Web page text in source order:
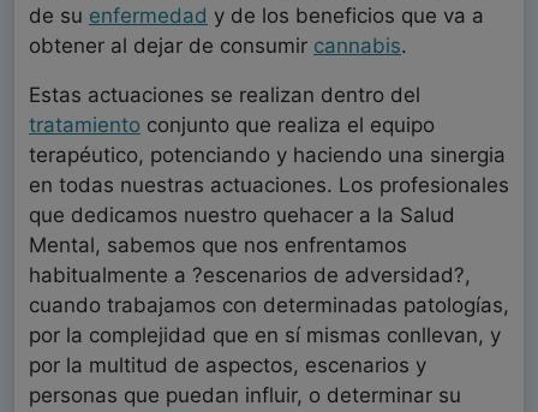
de su enfermedad y de los beneficios que va a
obtener al dejar de consumir cannabis.
Estas actuaciones se realizan dentro del
tratamiento conjunto que realiza el equipo
terapéutico, potenciando y haciendo una sinergia
en todas nuestras actuaciones. Los profesionales
que dedicamos nuestro quehacer a la Salud
Mental, sabemos que nos enfrentamos
habitualmente a ?escenarios de adversidad?,
cuando trabajamos con determinadas patologías,
por la complejidad que en sí mismas conllevan, y
por la multitud de aspectos, escenarios y
personas que puedan influir, o determinar su